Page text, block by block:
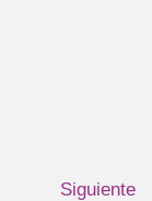
Siguiente